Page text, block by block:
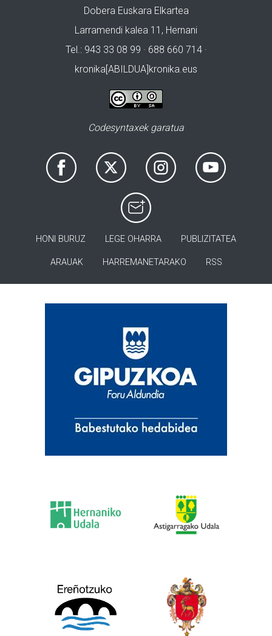
Dobera Euskara Elkartea
Larramendi kalea 11, Hernani
Tel.: 943 33 08 99 · 688 660 714 ·
kronika[ABILDUA]kronika.eus
Codesyntaxek garatua
HONI BURUZ LEGE OHARRA PUBLIZITATEA
ARAUAK HARREMANETARAKO RSS